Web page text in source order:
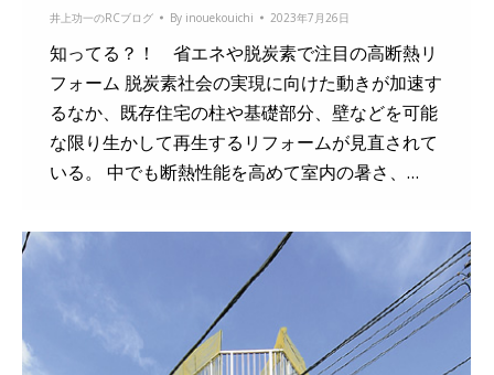
井上功一のRCブログ By inouekouichi 2023年7月26日
知ってる？！ 省エネや脱炭素で注目の高断熱リ
フォーム 脱炭素社会の実現に向けた動きが加速す
るなか、既存住宅の柱や基礎部分、壁などを可能
な限り生かして再生するリフォームが見直されて
いる。 中でも断熱性能を高めて室内の暑さ、…